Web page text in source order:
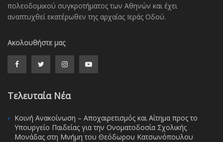
πολεοδομικού συγκροτήματος των Αθηνών και έχει
αναπτυχθεί εκατέρωθεν της αρχαίας Ιεράς Οδού.
Ακολουθήστε μας
Τελευταία Νέα
Κοινή Ανακοίνωση – Αποχαιρετισμός και Αίτημα προς το
Υπουργείο Παιδείας για την Ονοματοδοσία Σχολικής
Μονάδας στη Μνήμη του Θεόδωρου Κατσωνόπουλου